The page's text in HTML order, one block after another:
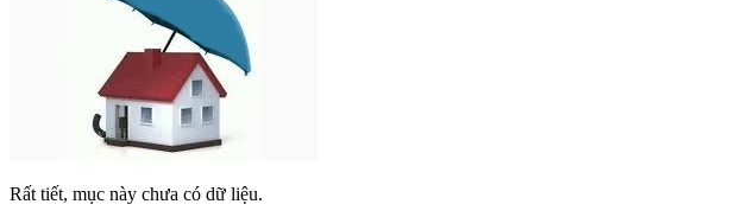
Rất tiết, mục này chưa có dữ liệu.